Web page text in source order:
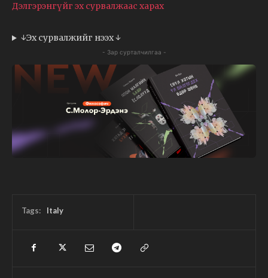
Дэлгэрэнгүйг эх сурвалжаас харах
↓Эх сурвалжийг нээх ↓
- Зар сурталчилгаа -
Tags: Italy